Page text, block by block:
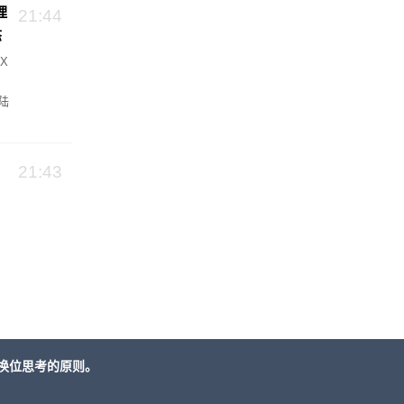
21:44
21:43
思考的原则。